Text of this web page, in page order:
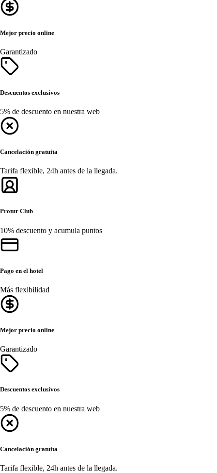
Mejor precio online
Garantizado
Descuentos exclusivos
5% de descuento en nuestra web
Cancelación gratuita
Tarifa flexible, 24h antes de la llegada.
Protur Club
10% descuento y acumula puntos
Pago en el hotel
Más flexibilidad
Mejor precio online
Garantizado
Descuentos exclusivos
5% de descuento en nuestra web
Cancelación gratuita
Tarifa flexible, 24h antes de la llegada.